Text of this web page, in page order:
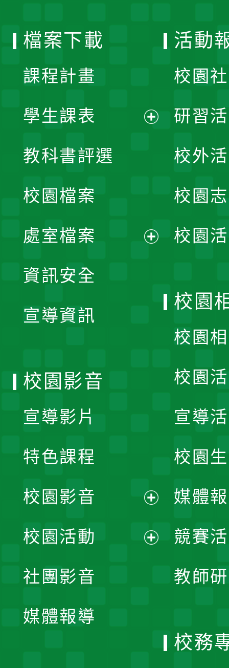
檔案下載
課程計畫
學生課表
單
教科書評選
校園檔案
處室檔案
資訊安全
宣導資訊
活動
校園
研習
校外
校園
校園
校園
校園
校園
宣導
校園
媒體
競賽
教師
校園影音
宣導影片
特色課程
校園影音
開
校園活動
社團影音
媒體報導
校務